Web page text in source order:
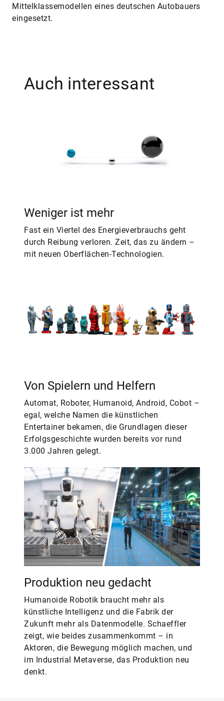
Mittelklassemodellen eines deutschen Autobauers
eingesetzt.
Auch interessant
Weniger ist mehr
Fast ein Viertel des Energieverbrauchs geht
durch Reibung verloren. Zeit, das zu ändern –
mit neuen Oberflächen-Technologien.
Von Spielern und Helfern
Automat, Roboter, Humanoid, Android, Cobot –
egal, welche Namen die künstlichen
Entertainer bekamen, die Grundlagen dieser
Erfolgsgeschichte wurden bereits vor rund
3.000 Jahren gelegt.
Produktion neu gedacht
Humanoide Robotik braucht mehr als
künstliche Intelligenz und die Fabrik der
Zukunft mehr als Datenmodelle. Schaeffler
zeigt, wie beides zusammenkommt – in
Aktoren, die Bewegung möglich machen, und
im Industrial Metaverse, das Produktion neu
denkt.